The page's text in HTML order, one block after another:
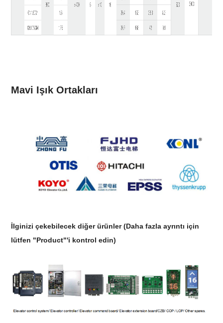
Mavi Işık Ortakları
İlginizi çekebilecek diğer ürünler(Daha fazla ayrıntı için
lütfen "Product"'i kontrol edin)